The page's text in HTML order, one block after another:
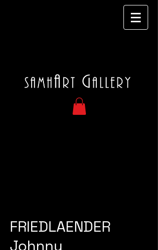
FRIEDLAENDER
Johnny